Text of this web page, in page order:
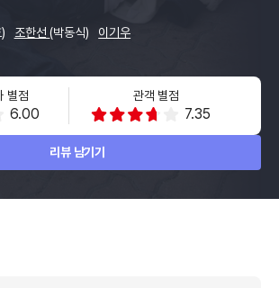
조한선(박동식)
이기우
별점
6.00
관객 별점
7.35
리뷰 남기기